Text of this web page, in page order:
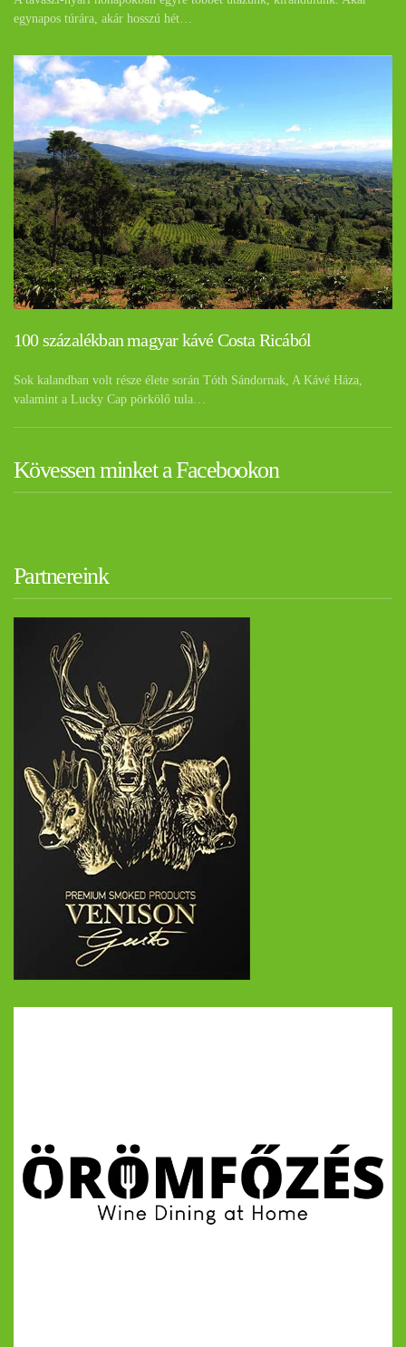
egynapos túrára, akár hosszú hét…
100 százalékban magyar kávé Costa Ricából
Sok kalandban volt része élete során Tóth Sándornak, A Kávé Háza,
valamint a Lucky Cap pörkölő tula…
Kövessen minket a Facebookon
Partnereink